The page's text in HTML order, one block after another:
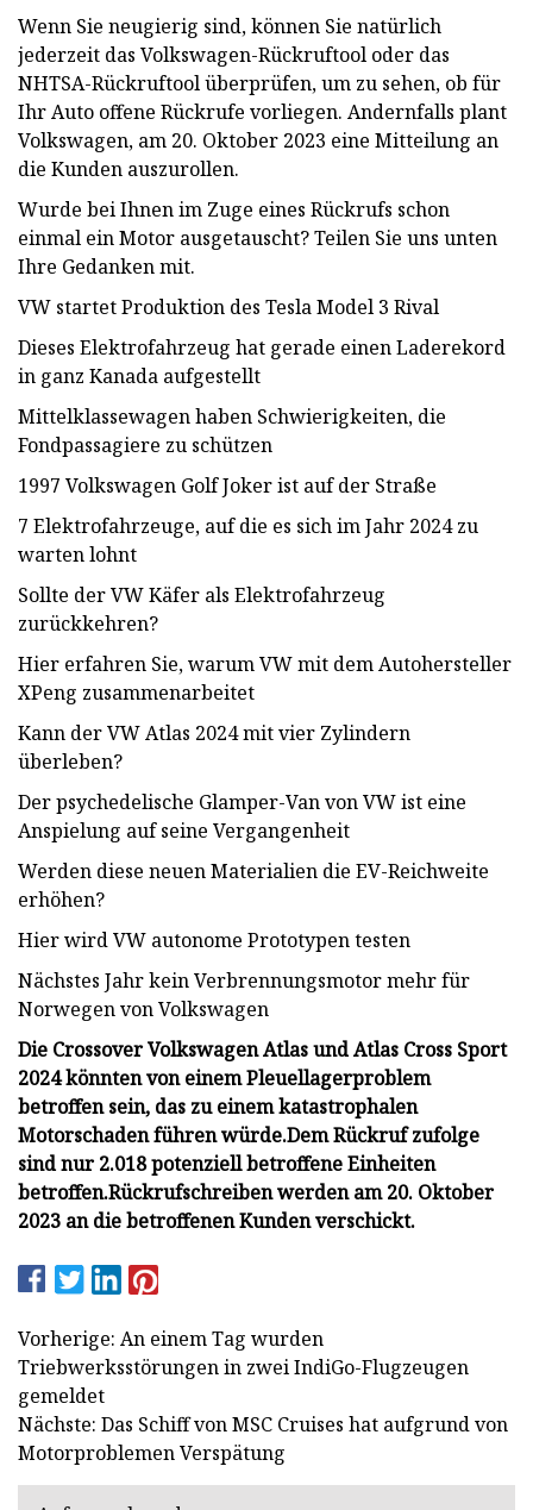
Wenn Sie neugierig sind, können Sie natürlich
jederzeit das Volkswagen-Rückruftool oder das
NHTSA-Rückruftool überprüfen, um zu sehen, ob für
Ihr Auto offene Rückrufe vorliegen. Andernfalls plant
Volkswagen, am 20. Oktober 2023 eine Mitteilung an
die Kunden auszurollen.
Wurde bei Ihnen im Zuge eines Rückrufs schon
einmal ein Motor ausgetauscht? Teilen Sie uns unten
Ihre Gedanken mit.
VW startet Produktion des Tesla Model 3 Rival
Dieses Elektrofahrzeug hat gerade einen Laderekord
in ganz Kanada aufgestellt
Mittelklassewagen haben Schwierigkeiten, die
Fondpassagiere zu schützen
1997 Volkswagen Golf Joker ist auf der Straße
7 Elektrofahrzeuge, auf die es sich im Jahr 2024 zu
warten lohnt
Sollte der VW Käfer als Elektrofahrzeug
zurückkehren?
Hier erfahren Sie, warum VW mit dem Autohersteller
XPeng zusammenarbeitet
Kann der VW Atlas 2024 mit vier Zylindern
überleben?
Der psychedelische Glamper-Van von VW ist eine
Anspielung auf seine Vergangenheit
Werden diese neuen Materialien die EV-Reichweite
erhöhen?
Hier wird VW autonome Prototypen testen
Nächstes Jahr kein Verbrennungsmotor mehr für
Norwegen von Volkswagen
Die Crossover Volkswagen Atlas und Atlas Cross Sport
2024 könnten von einem Pleuellagerproblem
betroffen sein, das zu einem katastrophalen
Motorschaden führen würde.Dem Rückruf zufolge
sind nur 2.018 potenziell betroffene Einheiten
betroffen.Rückrufschreiben werden am 20. Oktober
2023 an die betroffenen Kunden verschickt.
Vorherige: An einem Tag wurden
Triebwerksstörungen in zwei IndiGo-Flugzeugen
gemeldet
Nächste: Das Schiff von MSC Cruises hat aufgrund von
Motorproblemen Verspätung